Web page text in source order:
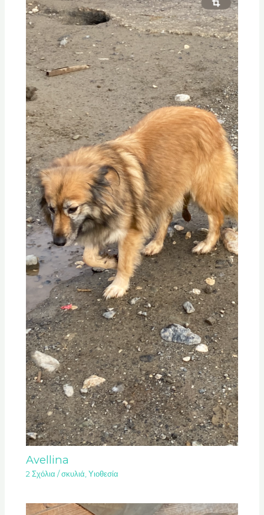
Avellina
2 Σχόλια /σκυλιά,Υιοθεσία